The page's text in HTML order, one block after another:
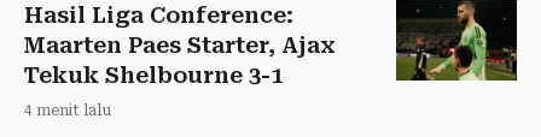
Hasil Liga Conference:
Maarten Paes Starter, Ajax
Tekuk Shelbourne 3-1
4 menit lalu